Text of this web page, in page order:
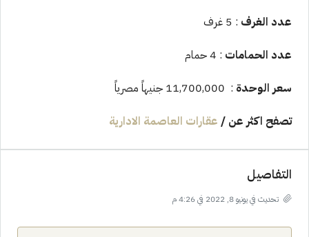
عدد الغرف : 5 غرف
عدد الحمامات : 4 حمام
سعر الوحدة : 11,700,000 جنيهاً مصرياً
تصفح اكثر عن / عقارات العاصمة الادارية
التفاصيل
تحديث في يونيو 8, 2022 في 4:26 م